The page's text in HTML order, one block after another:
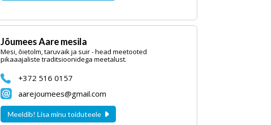
Jõumees Aare mesila
Mesi, õietolm, taruvaik ja suir - head meetooted
pikaaajaliste traditsioonidega meetalust.
+372 516 0157
aarejoumees@gmail.com
Meeldib! Lisa minu toiduteele